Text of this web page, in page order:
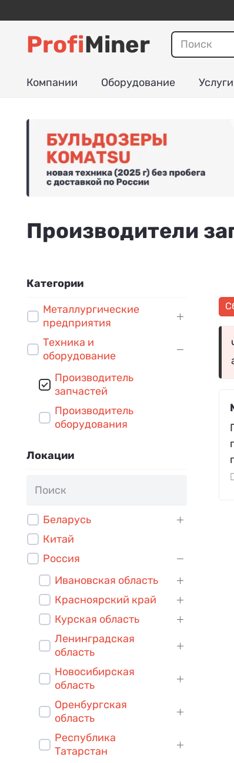
ProfiMiner
Компании Оборудование Услуги
Производители
Категории
Металлургические
предприятия
Техника и
оборудование
Производитель
запчастей
Производитель
оборудования
Локации
Беларусь
Китай
Россия
Ивановская область
Красноярский край
Курская область
Ленинградская
область
Новосибирская
область
Оренбургская
область
Республика
Татарстан